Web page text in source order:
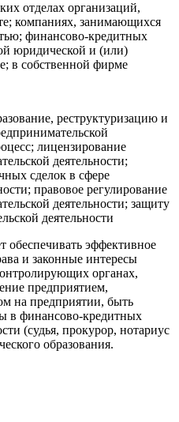
отделах организаций,
компаниях, занимающихся
финансово-кредитных
юридической и (или)
в собственной фирме
реструктуризацию и
лицензирование
деятельности;
сделок в сфере
правовое регулирование
деятельности; защиту
деятельности
эффективное
и законные интересы
органах,
предприятием,
на предприятии, быть
в финансово-кредитных
(судья, прокурор, нотариус
образования.